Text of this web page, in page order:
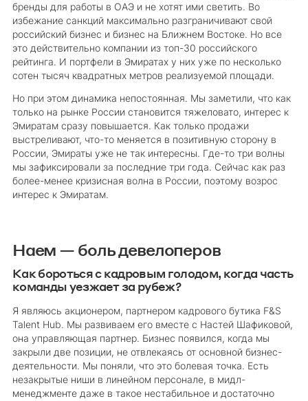
бренды для работы в ОАЭ и не хотят ими светить. Во
избежание санкций максимально разграничивают свой
российский бизнес и бизнес на Ближнем Востоке. Но все
это действительно компании из топ-30 российского
рейтинга. И портфели в Эмиратах у них уже по несколько
сотен тысяч квадратных метров реализуемой площади.
Но при этом динамика непостоянная. Мы заметили, что как
только на рынке России становится тяжеловато, интерес к
Эмиратам сразу повышается. Как только продажи
выстреливают, что-то меняется в позитивную сторону в
России, Эмираты уже не так интересны. Где-то три волны
мы зафиксировали за последние три года. Сейчас как раз
более-менее кризисная волна в России, поэтому возрос
интерес к Эмиратам.
Наем — боль девелоперов
Как бороться с кадровым голодом, когда часть
команды уезжает за рубеж?
Я являюсь акционером, партнером кадрового бутика F&S
Talent Hub. Мы развиваем его вместе с Настей Шафиковой,
она управляющая партнер. Бизнес появился, когда мы
закрыли две позиции, не отвлекаясь от основной бизнес-
деятельности. Мы поняли, что это болевая точка. Есть
незакрытые ниши в линейном персонале, в мидл-
менеджменте даже в такое нестабильное и достаточно